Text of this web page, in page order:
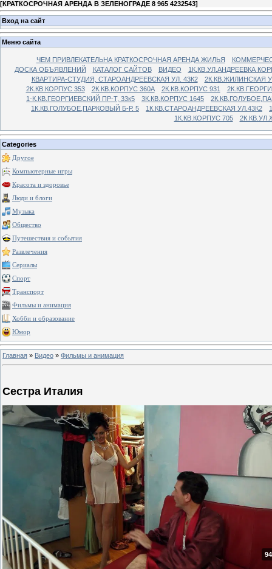
[КРАТКОСРОЧНАЯ АРЕНДА В ЗЕЛЕНОГРАДЕ 8 965 4232543]
Вход на сайт
Меню сайта
ЧЕМ ПРИВЛЕКАТЕЛЬНА КРАТКОСРОЧНАЯ АРЕНДА ЖИЛЬЯ
ДОСКА ОБЪЯВЛЕНИЙ
КАТАЛОГ САЙТОВ ВИДЕО
1К.КВ.УЛ.АНДРЕЕВКА
КВАРТИРА-СТУДИЯ, СТАРОАНДРЕЕВСКАЯ УЛ. 43К2
2К.КВ.ЖИЛИНСКАЯ
2К.КВ.КОРПУС 353
2К.КВ.КОРПУС 360А 2К.КВ.КОРПУС 931
1-К.КВ.ГЕОРГИЕВСКИЙ ПР-Т, 33к5
3К.КВ.КОРПУС 1645
1К.КВ.ГОЛУБОЕ,ПАРКОВЫЙ Б-Р. 5
1К.КВ.СТАРОАНДРЕЕВСКАЯ УЛ.43К2
1К.КВ.КОРПУС 705
Categories
Другое
Компьютерные игры
Красота и здоровье
Люди и блоги
Музыка
Общество
Путешествия и события
Развлечения
Сериалы
Спорт
Транспорт
Фильмы и анимация
Хобби и образование
Юмор
Главная » Видео » Фильмы и анимация
Сестра Италия